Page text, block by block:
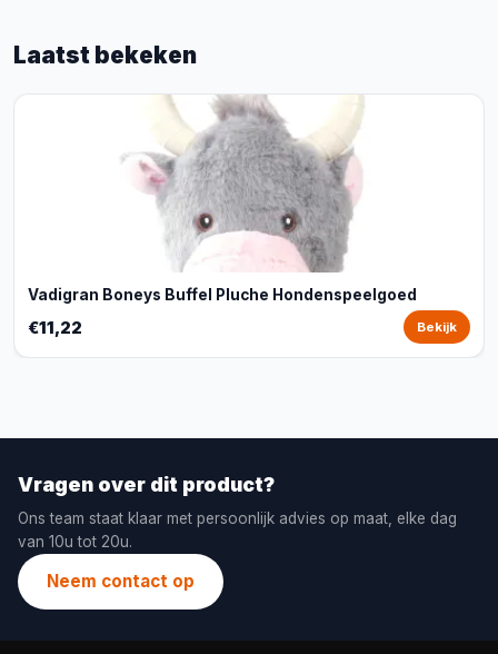
Laatst bekeken
Vadigran Boneys Buffel Pluche Hondenspeelgoed
€11,22 Bekijk
Vragen over dit product?
Ons team staat klaar met persoonlijk advies op maat, elke dag
van 10u tot 20u.
Neem contact op